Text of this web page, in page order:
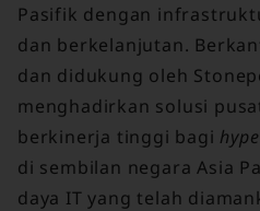
Pasifik dengan
dan berkelanjutan.
dan didukung oleh
menghadirkan solusi
berkinerja tinggi bagi
di sembilan negara Asia
daya IT yang telah